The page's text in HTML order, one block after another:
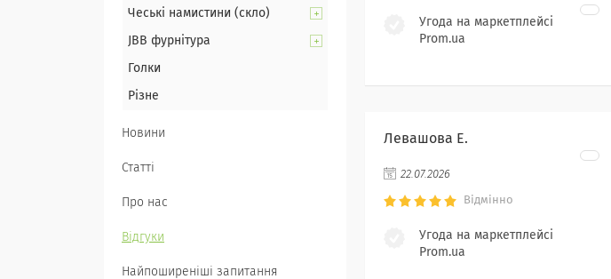
Угода на маркетплейсі
Prom.ua
Левашова Е.
22.07.2026
Відмінно
Угода на маркетплейсі
Prom.ua
Чеські намистини (скло)
JBB фурнітура
Голки
Різне
Новини
Статті
Про нас
Відгуки
Найпоширеніші запитання